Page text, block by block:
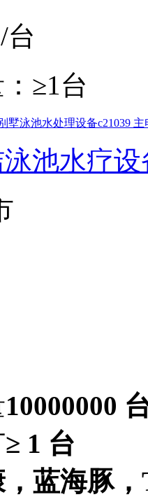
/台
≥1台
墅泳池水处理设备c21039 主
池水疗
10000000
≥ 1 台
蓝海豚